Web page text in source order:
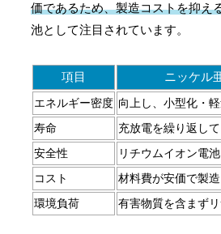
価であるため、製造コストを抑え
池として注目されています。
項目 ニッケル
エネルギー密度 向上し、小型化・
寿命 充放電を繰り返し
安全性 リチウムイオン電
コスト 材料費が安価で製
環境負荷 有害物質を含まず